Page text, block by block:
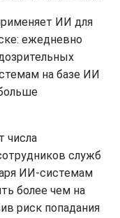
ИИ для
ежедневно
на базе ИИ
числа
служб
ИИ-системам
более чем на
риск попадания